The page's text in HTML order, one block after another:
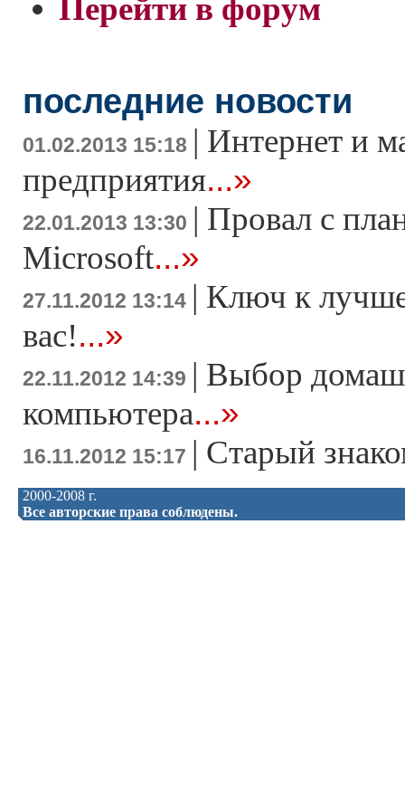
Перейти в форум
последние новости
01.02.2013 15:18 | Интернет и
предприятия...»
22.01.2013 13:30 | Провал с
Microsoft...»
27.11.2012 13:14 | Ключ к
вас!...»
22.11.2012 14:39 | Выбор
компьютера...»
16.11.2012 15:17 | Старый
2000-2008 г.
Все авторские права соблюдены.